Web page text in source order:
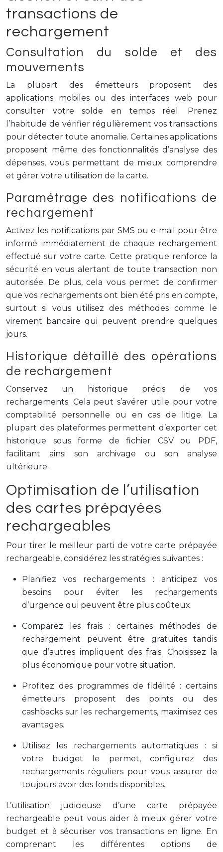
transactions de
rechargement
Consultation du solde et des
mouvements
La plupart des émetteurs proposent des
applications mobiles ou des interfaces web pour
consulter votre solde en temps réel. Prenez
l’habitude de vérifier régulièrement vos transactions
pour détecter toute anomalie. Certaines applications
proposent même des fonctionnalités d’analyse des
dépenses, vous permettant de mieux comprendre
et gérer votre utilisation de la carte.
Paramétrage des notifications de
rechargement
Activez les notifications par SMS ou e-mail pour être
informé immédiatement de chaque rechargement
effectué sur votre carte. Cette pratique renforce la
sécurité en vous alertant de toute transaction non
autorisée. De plus, cela vous permet de confirmer
que vos rechargements ont bien été pris en compte,
surtout si vous utilisez des méthodes comme le
virement bancaire qui peuvent prendre quelques
jours.
Historique détaillé des opérations
de rechargement
Conservez un historique précis de vos
rechargements. Cela peut s’avérer utile pour votre
comptabilité personnelle ou en cas de litige. La
plupart des plateformes permettent d’exporter cet
historique sous forme de fichier CSV ou PDF,
facilitant ainsi son archivage ou son analyse
ultérieure.
Optimisation de l’utilisation
des cartes prépayées
rechargeables
Pour tirer le meilleur parti de votre carte prépayée
rechargeable, considérez les stratégies suivantes :
Planifiez vos rechargements : anticipez vos
besoins pour éviter les rechargements
d’urgence qui peuvent être plus coûteux.
Comparez les frais : certaines méthodes de
rechargement peuvent être gratuites tandis
que d’autres impliquent des frais. Choisissez la
plus économique pour votre situation.
Profitez des programmes de fidélité : certains
émetteurs proposent des points ou des
cashbacks sur les rechargements, maximisez ces
avantages.
Utilisez les rechargements automatiques : si
votre budget le permet, configurez des
rechargements réguliers pour vous assurer de
toujours avoir des fonds disponibles.
L’utilisation judicieuse d’une carte prépayée
rechargeable peut vous aider à mieux gérer votre
budget et à sécuriser vos transactions en ligne. En
comprenant les différentes options de